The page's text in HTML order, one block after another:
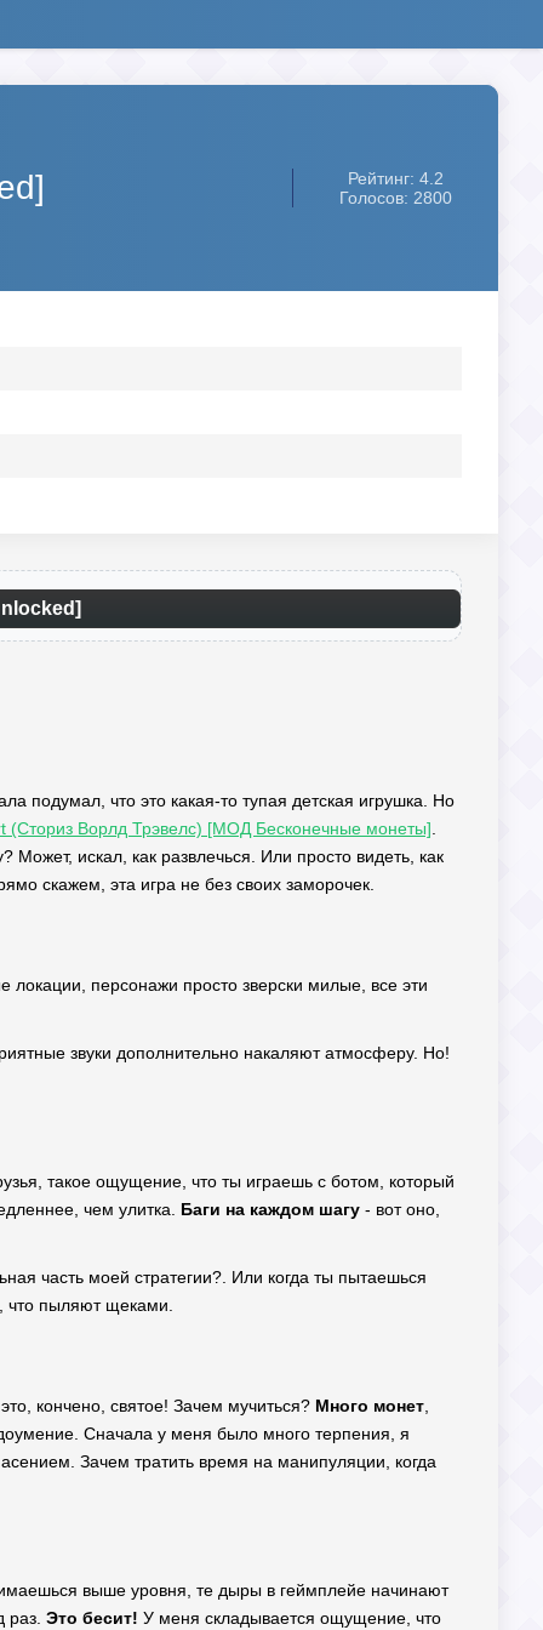
Рейтинг: 4.2
Голосов: 2800
подумал, что это какая-то тупая детская игрушка. Но
(Сториз Ворлд Трэвелс) [МОД Бесконечные монеты]
искал, как развлечься. Или просто видеть, как
скажем, эта игра не без своих заморочек.
локации, персонажи просто зверски милые, все эти
звуки дополнительно накаляют атмосферу. Но!
такое ощущение, что ты играешь с ботом, который
чем улитка. Баги на каждом шагу - вот оно,
часть моей стратегии?. Или когда ты пытаешься
что пыляют щеками.
кончено, святое! Зачем мучиться? Много монет
Сначала у меня было много терпения, я
Зачем тратить время на манипуляции, когда
выше уровня, те дыры в геймплейе начинают
раз. Это бесит! У меня складывается ощущение, что